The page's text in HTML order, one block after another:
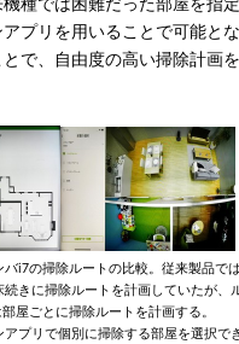
プリを用いることで可能と
で、自由度の高い掃除計画
i7の掃除ルートの比較。従来製品では
きに掃除ルートを計画していたが、
屋ごとに掃除ルートを計画する。
プリで個別に掃除する部屋を選択で